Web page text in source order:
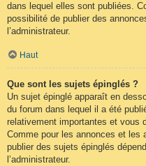
dans lequel elles sont publiées.
possibilité de publier des
l’administrateur.
Haut
Que sont les sujets épinglés ?
Un sujet épinglé apparaît en
du forum dans lequel il a été
relativement importantes et vous
Comme pour les annonces et les
publier des sujets épinglés
l’administrateur.